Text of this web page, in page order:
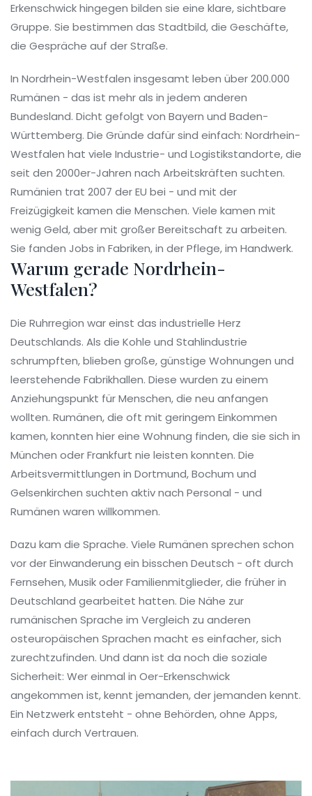
Erkenschwick hingegen bilden sie eine klare, sichtbare
Gruppe. Sie bestimmen das Stadtbild, die Geschäfte,
die Gespräche auf der Straße.
In Nordrhein-Westfalen insgesamt leben über 200.000
Rumänen - das ist mehr als in jedem anderen
Bundesland. Dicht gefolgt von Bayern und Baden-
Württemberg. Die Gründe dafür sind einfach: Nordrhein-
Westfalen hat viele Industrie- und Logistikstandorte, die
seit den 2000er-Jahren nach Arbeitskräften suchten.
Rumänien trat 2007 der EU bei - und mit der
Freizügigkeit kamen die Menschen. Viele kamen mit
wenig Geld, aber mit großer Bereitschaft zu arbeiten.
Sie fanden Jobs in Fabriken, in der Pflege, im Handwerk.
Warum gerade Nordrhein-
Westfalen?
Die Ruhrregion war einst das industrielle Herz
Deutschlands. Als die Kohle und Stahlindustrie
schrumpften, blieben große, günstige Wohnungen und
leerstehende Fabrikhallen. Diese wurden zu einem
Anziehungspunkt für Menschen, die neu anfangen
wollten. Rumänen, die oft mit geringem Einkommen
kamen, konnten hier eine Wohnung finden, die sie sich in
München oder Frankfurt nie leisten konnten. Die
Arbeitsvermittlungen in Dortmund, Bochum und
Gelsenkirchen suchten aktiv nach Personal - und
Rumänen waren willkommen.
Dazu kam die Sprache. Viele Rumänen sprechen schon
vor der Einwanderung ein bisschen Deutsch - oft durch
Fernsehen, Musik oder Familienmitglieder, die früher in
Deutschland gearbeitet hatten. Die Nähe zur
rumänischen Sprache im Vergleich zu anderen
osteuropäischen Sprachen macht es einfacher, sich
zurechtzufinden. Und dann ist da noch die soziale
Sicherheit: Wer einmal in Oer-Erkenschwick
angekommen ist, kennt jemanden, der jemanden kennt.
Ein Netzwerk entsteht - ohne Behörden, ohne Apps,
einfach durch Vertrauen.